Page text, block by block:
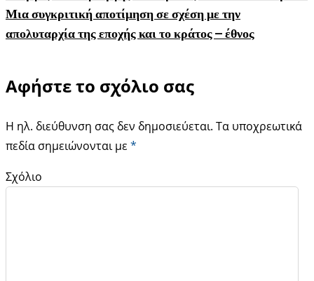
Μια συγκριτική αποτίμηση σε σχέση με την
απολυταρχία της εποχής και το κράτος – έθνος
Αφήστε το σχόλιο σας
Η ηλ. διεύθυνση σας δεν δημοσιεύεται. Τα υποχρεωτικά
πεδία σημειώνονται με *
Σχόλιο